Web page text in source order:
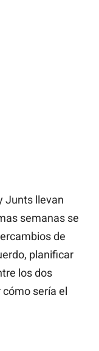
Junts llevan
semanas se
de
planificar
los dos
sería el